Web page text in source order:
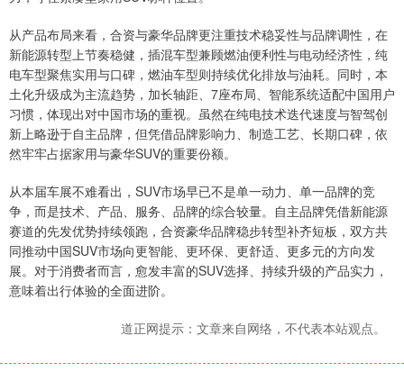
从产品布局来看，合资与豪华品牌更注重技术稳妥性与品牌调性，在
新能源转型上节奏稳健，插混车型兼顾燃油便利性与电动经济性，纯
电车型聚焦实用与口碑，燃油车型则持续优化排放与油耗。同时，本
土化升级成为主流趋势，加长轴距、7座布局、智能系统适配中国用户
习惯，体现出对中国市场的重视。虽然在纯电技术迭代速度与智驾创
新上略逊于自主品牌，但凭借品牌影响力、制造工艺、长期口碑，依
然牢牢占据家用与豪华SUV的重要份额。
从本届车展不难看出，SUV市场早已不是单一动力、单一品牌的竞
争，而是技术、产品、服务、品牌的综合较量。自主品牌凭借新能源
赛道的先发优势持续领跑，合资豪华品牌稳步转型补齐短板，双方共
同推动中国SUV市场向更智能、更环保、更舒适、更多元的方向发
展。对于消费者而言，愈发丰富的SUV选择、持续升级的产品实力，
意味着出行体验的全面进阶。
道正网提示：文章来自网络，不代表本站观点。